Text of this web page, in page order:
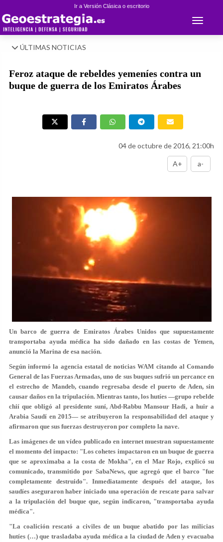
Ir a Versión Clásica o escritorio
Toggle
ÚLTIMAS NOTICIAS
Feroz ataque de rebeldes yemeníes contra un
buque de guerra de los Emiratos Árabes
04 de octubre de 2016, 21:00h
A+ a-
Un barco de guerra de Emiratos Árabes Unidos que supuestamente
transportaba ayuda médica ha sido dañado en las costas de Yemen,
anunció la Marina de esa nación.
Según informó la agencia estatal de noticias WAM citando al Comando
General de las Fuerzas Armadas, uno de sus buques sufrió un percance en
el estrecho de Mandeb, cuando regresaba desde el puerto de Aden, sin
causar daños en la tripulación. Mientras tanto, los hutíes —grupo rebelde
chií que obligó al presidente suní, Abd-Rabbu Mansour Hadi, a huir a
Arabia Saudí en 2015— se atribuyeron la responsabilidad del ataque y
afirmaron que sus fuerzas destruyeron por completo la nave.
Las imágenes de un vídeo publicado en internet muestran supuestamente
el momento del impacto: "Los cohetes impactaron en un buque de guerra
que se aproximaba a la costa de Mokha", en el Mar Rojo, explicó su
comunicado, transmitido por SabaNews, que agregó que el barco "fue
completamente destruido". Inmediatamente después del ataque, los
saudíes aseguraron haber iniciado una operación de rescate para salvar
a la tripulación del buque que, según indicaron, "transportaba ayuda
médica".
"La coalición rescató a civiles de un buque abatido por las milicias
hutíes (…) que trasladaba ayuda médica a la ciudad de Aden y evacuaba